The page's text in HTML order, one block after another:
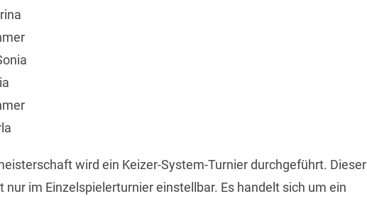
wird ein Keizer-System-Turnier durchgeführt. Dieser
nur im Einzelspielerturnier einstellbar. Es handelt sich um ein